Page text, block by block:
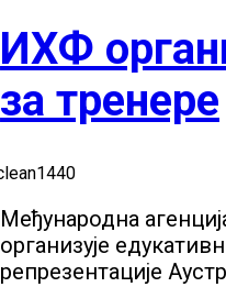
ИХФ
за тренере
Међународна
организује
репрезентације